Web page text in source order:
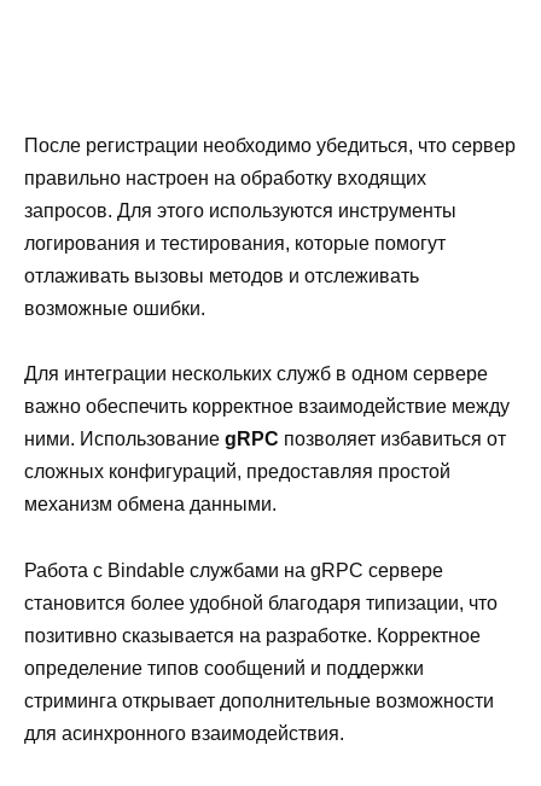
После регистрации необходимо убедиться, что сервер
правильно настроен на обработку входящих
запросов. Для этого используются инструменты
логирования и тестирования, которые помогут
отлаживать вызовы методов и отслеживать
возможные ошибки.
Для интеграции нескольких служб в одном сервере
важно обеспечить корректное взаимодействие между
ними. Использование gRPC позволяет избавиться от
сложных конфигураций, предоставляя простой
механизм обмена данными.
Работа с Bindable службами на gRPC сервере
становится более удобной благодаря типизации, что
позитивно сказывается на разработке. Корректное
определение типов сообщений и поддержки
стриминга открывает дополнительные возможности
для асинхронного взаимодействия.